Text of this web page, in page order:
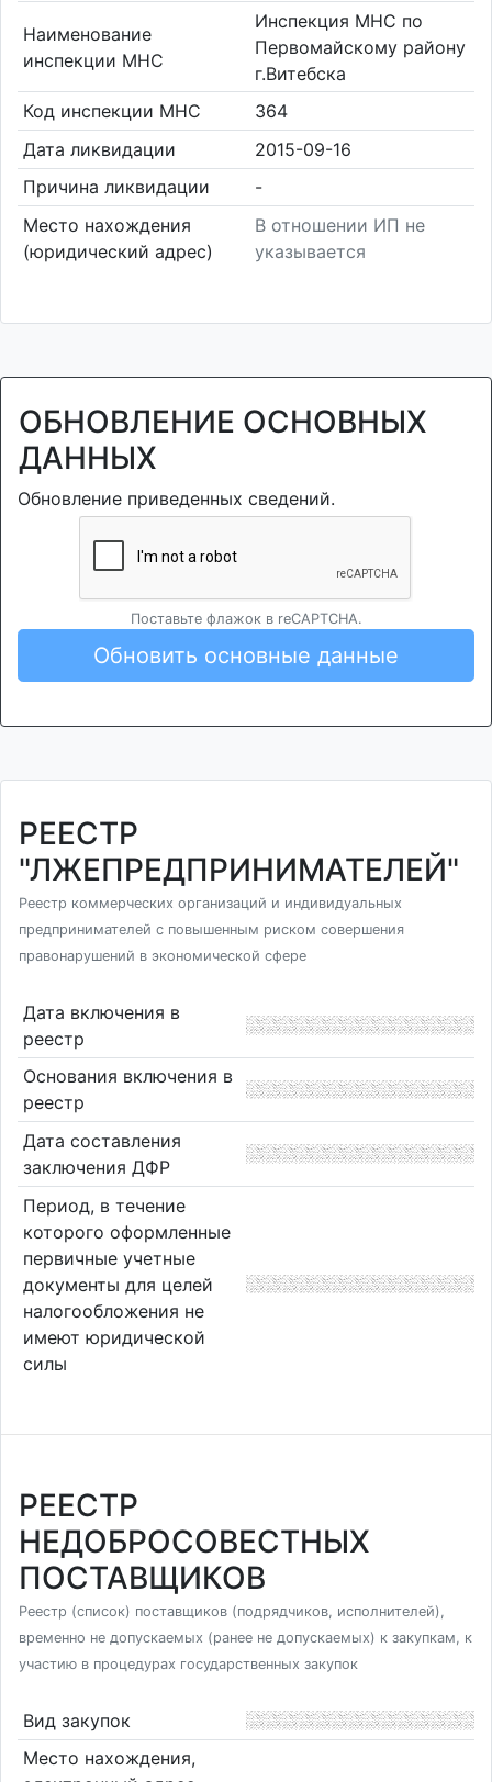
Наименование
инспекции МНС
Инспекция МНС по
Первомайскому району
г.Витебска
Код инспекции МНС
364
Дата ликвидации
2015-09-16
Причина ликвидации
-
Место нахождения
(юридический адрес)
В отношении ИП не
указывается
ОБНОВЛЕНИЕ ОСНОВНЫХ
ДАННЫХ
Обновление приведенных сведений.
Поставьте флажок в reCAPTCHA.
Обновить основные данные
РЕЕСТР
"ЛЖЕПРЕДПРИНИМАТЕЛЕЙ"
Реестр коммерческих организаций и индивидуальных
предпринимателей с повышенным риском совершения
правонарушений в экономической сфере
Дата включения в
реестр
Основания включения в
реестр
Дата составления
заключения ДФР
Период, в течение
которого оформленные
первичные учетные
документы для целей
налогообложения не
имеют юридической
силы
РЕЕСТР
НЕДОБРОСОВЕСТНЫХ
ПОСТАВЩИКОВ
Реестр (список) поставщиков (подрядчиков, исполнителей),
временно не допускаемых (ранее не допускаемых) к закупкам, к
участию в процедурах государственных закупок
Вид закупок
Место нахождения,